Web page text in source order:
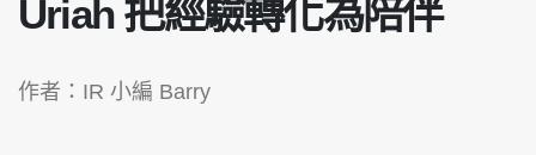
Uriah 把經驗轉化為陪伴
作者：IR 小編 Barry